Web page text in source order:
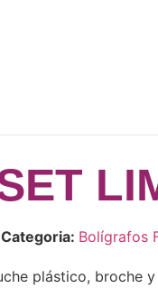
Bolígrafos
plástico, broche